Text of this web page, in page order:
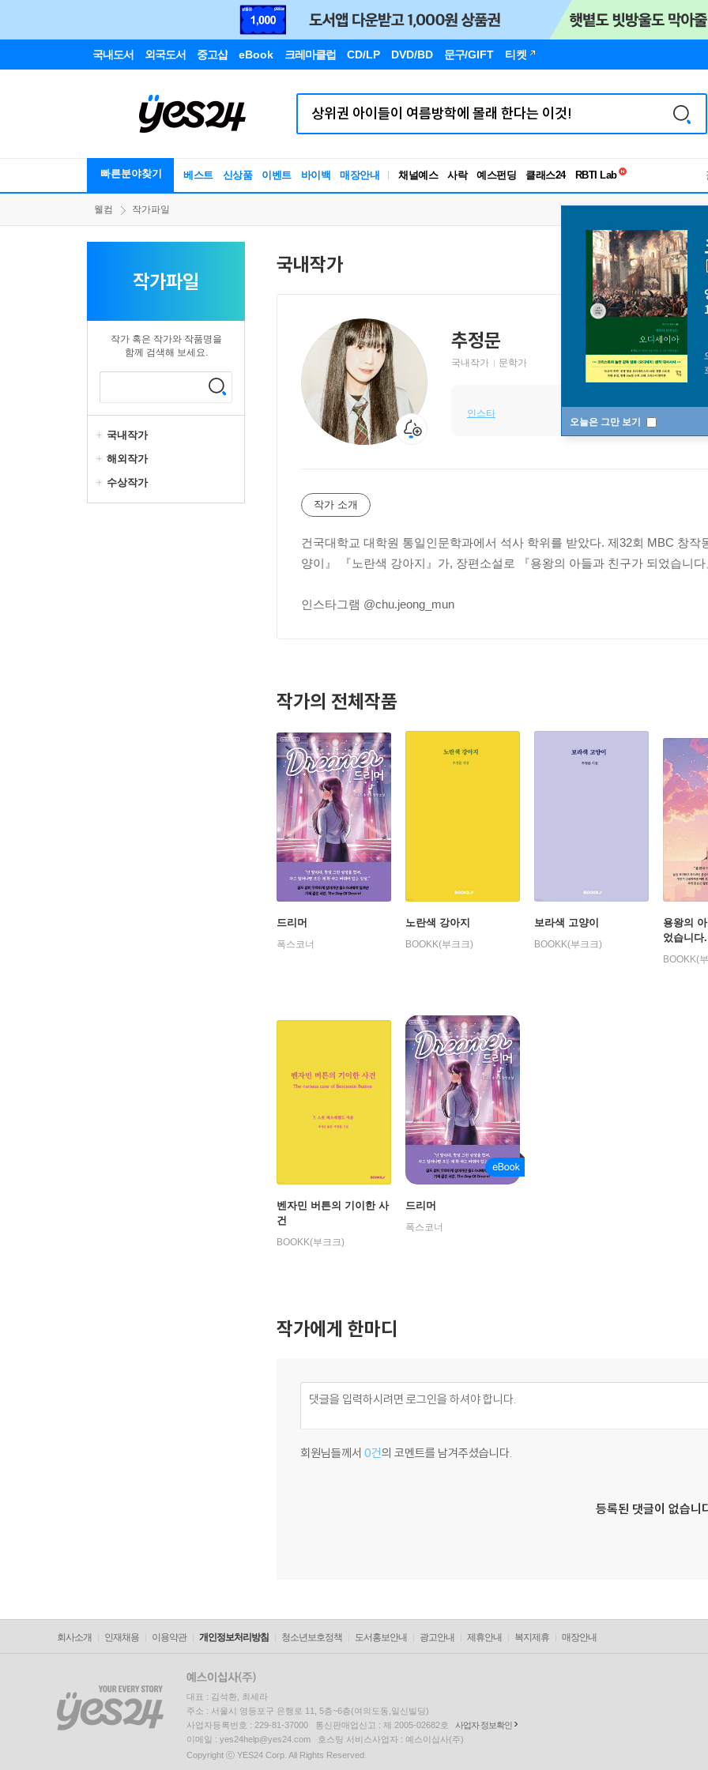
국내도서 외국도서 중고샵 eBook 크레마클럽 CD/LP DVD/BD 문구/GIFT 티켓
빠른분야찾기 베스트 신상품 이벤트 바이백 매장안내 채널예스 사락 예스펀딩 클래스24
RBTI Lab
독서유형검사
오늘은 그만 보기
웰컴 작가파일
작가파일
작가 혹은 작가와 작품명을
함께 검색해 보세요.
국내작가
해외작가
수상작가
국내작가
추정문
국내작가 문학가
인스타
작가 소개
건국대학교 대학원 통일인문학과에서 석사 학위를 받았다. 제32회 MBC 창
양이』 『노란색 강아지』가, 장편소설로 『용왕의 아들과 친구가 되었습니
인스타그램 @chu.jeong_mun
작가의 전체작품
드리머
폭스코너
노란색 강아지
BOOKK(부크크)
보라색 고양이
BOOKK(부크크)
용왕의
었습니다.
BOOKK(
벤자민 버튼의 기이한 사
건
BOOKK(부크크)
드리머
폭스코너
작가에게 한마디
회원님들께서 0건의 코멘트를 남겨주셨습니다.
등록된 댓글이 없습니
회사소개 인재채용 이용약관 개인정보처리방침 청소년보호정책 도서홍보안내 광고안내 제휴안내 복지제휴 매장안내
대표 : 김석환, 최세라
주소 : 서울시 영등포구 은행로 11, 5층~6층(여의도동,일신빌딩)
사업자등록번호 : 229-81-37000 통신판매업신고 : 제 2005-02682호
사업자 정보확인
이메일 : yes24help@yes24.com 호스팅 서비스사업자 : 예스이십사(주)
Copyright ⓒ YES24 Corp. All Rights Reserved.